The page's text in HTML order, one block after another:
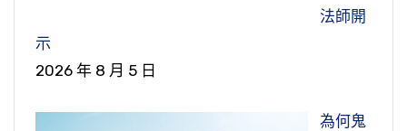
法師開
示
2026 年 8 月 5 日
為何鬼